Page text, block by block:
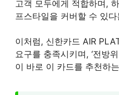
고객 모두에게 적합하며,
프스타일을 커버할 수 있
이처럼, 신한카드 AIR
요구를 충족시키며, ‘전방
이 바로 이 카드를 추천하